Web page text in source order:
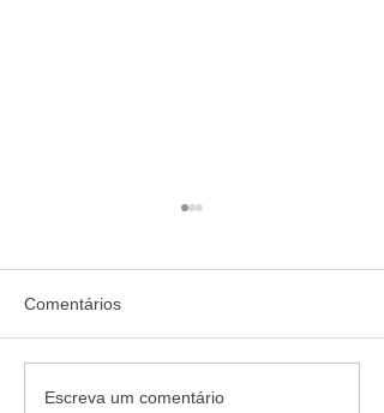
Quem confia recomenda:
Comentários
Escreva um comentário